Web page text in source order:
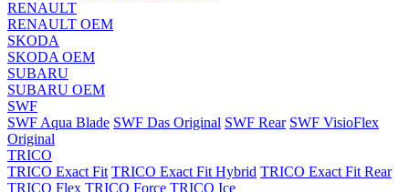
RENAULT
RENAULT OEM
SKODA
SKODA OEM
SUBARU
SUBARU OEM
SWF
SWF Aqua Blade SWF Das Original SWF Rear SWF VisioFlex
Original
TRICO
TRICO Exact Fit TRICO Exact Fit Hybrid TRICO Exact Fit Rear
TRICO Flex TRICO Force TRICO Ice